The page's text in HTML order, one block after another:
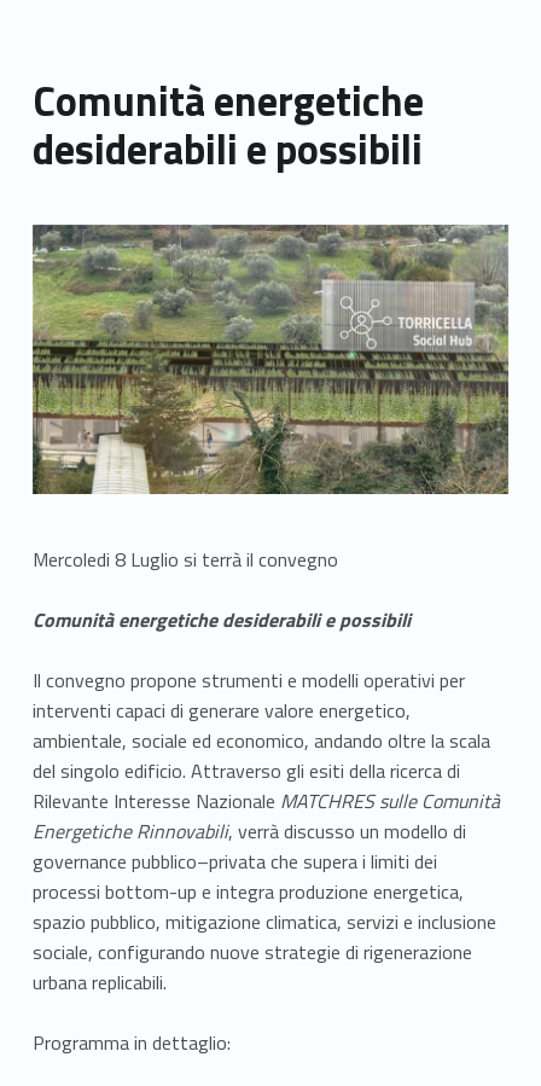
Comunità energetiche
desiderabili e possibili
Link identifier archive #link-archive-thumb-soap-30078
Mercoledi 8 Luglio si terrà il convegno
Comunità energetiche desiderabili e possibili
Il convegno propone strumenti e modelli operativi per
interventi capaci di generare valore energetico,
ambientale, sociale ed economico, andando oltre la scala
del singolo edificio. Attraverso gli esiti della ricerca di
Rilevante Interesse Nazionale MATCHRES sulle Comunità
Energetiche Rinnovabili, verrà discusso un modello di
governance pubblico–privata che supera i limiti dei
processi bottom-up e integra produzione energetica,
spazio pubblico, mitigazione climatica, servizi e inclusione
sociale, configurando nuove strategie di rigenerazione
urbana replicabili.
Programma in dettaglio: